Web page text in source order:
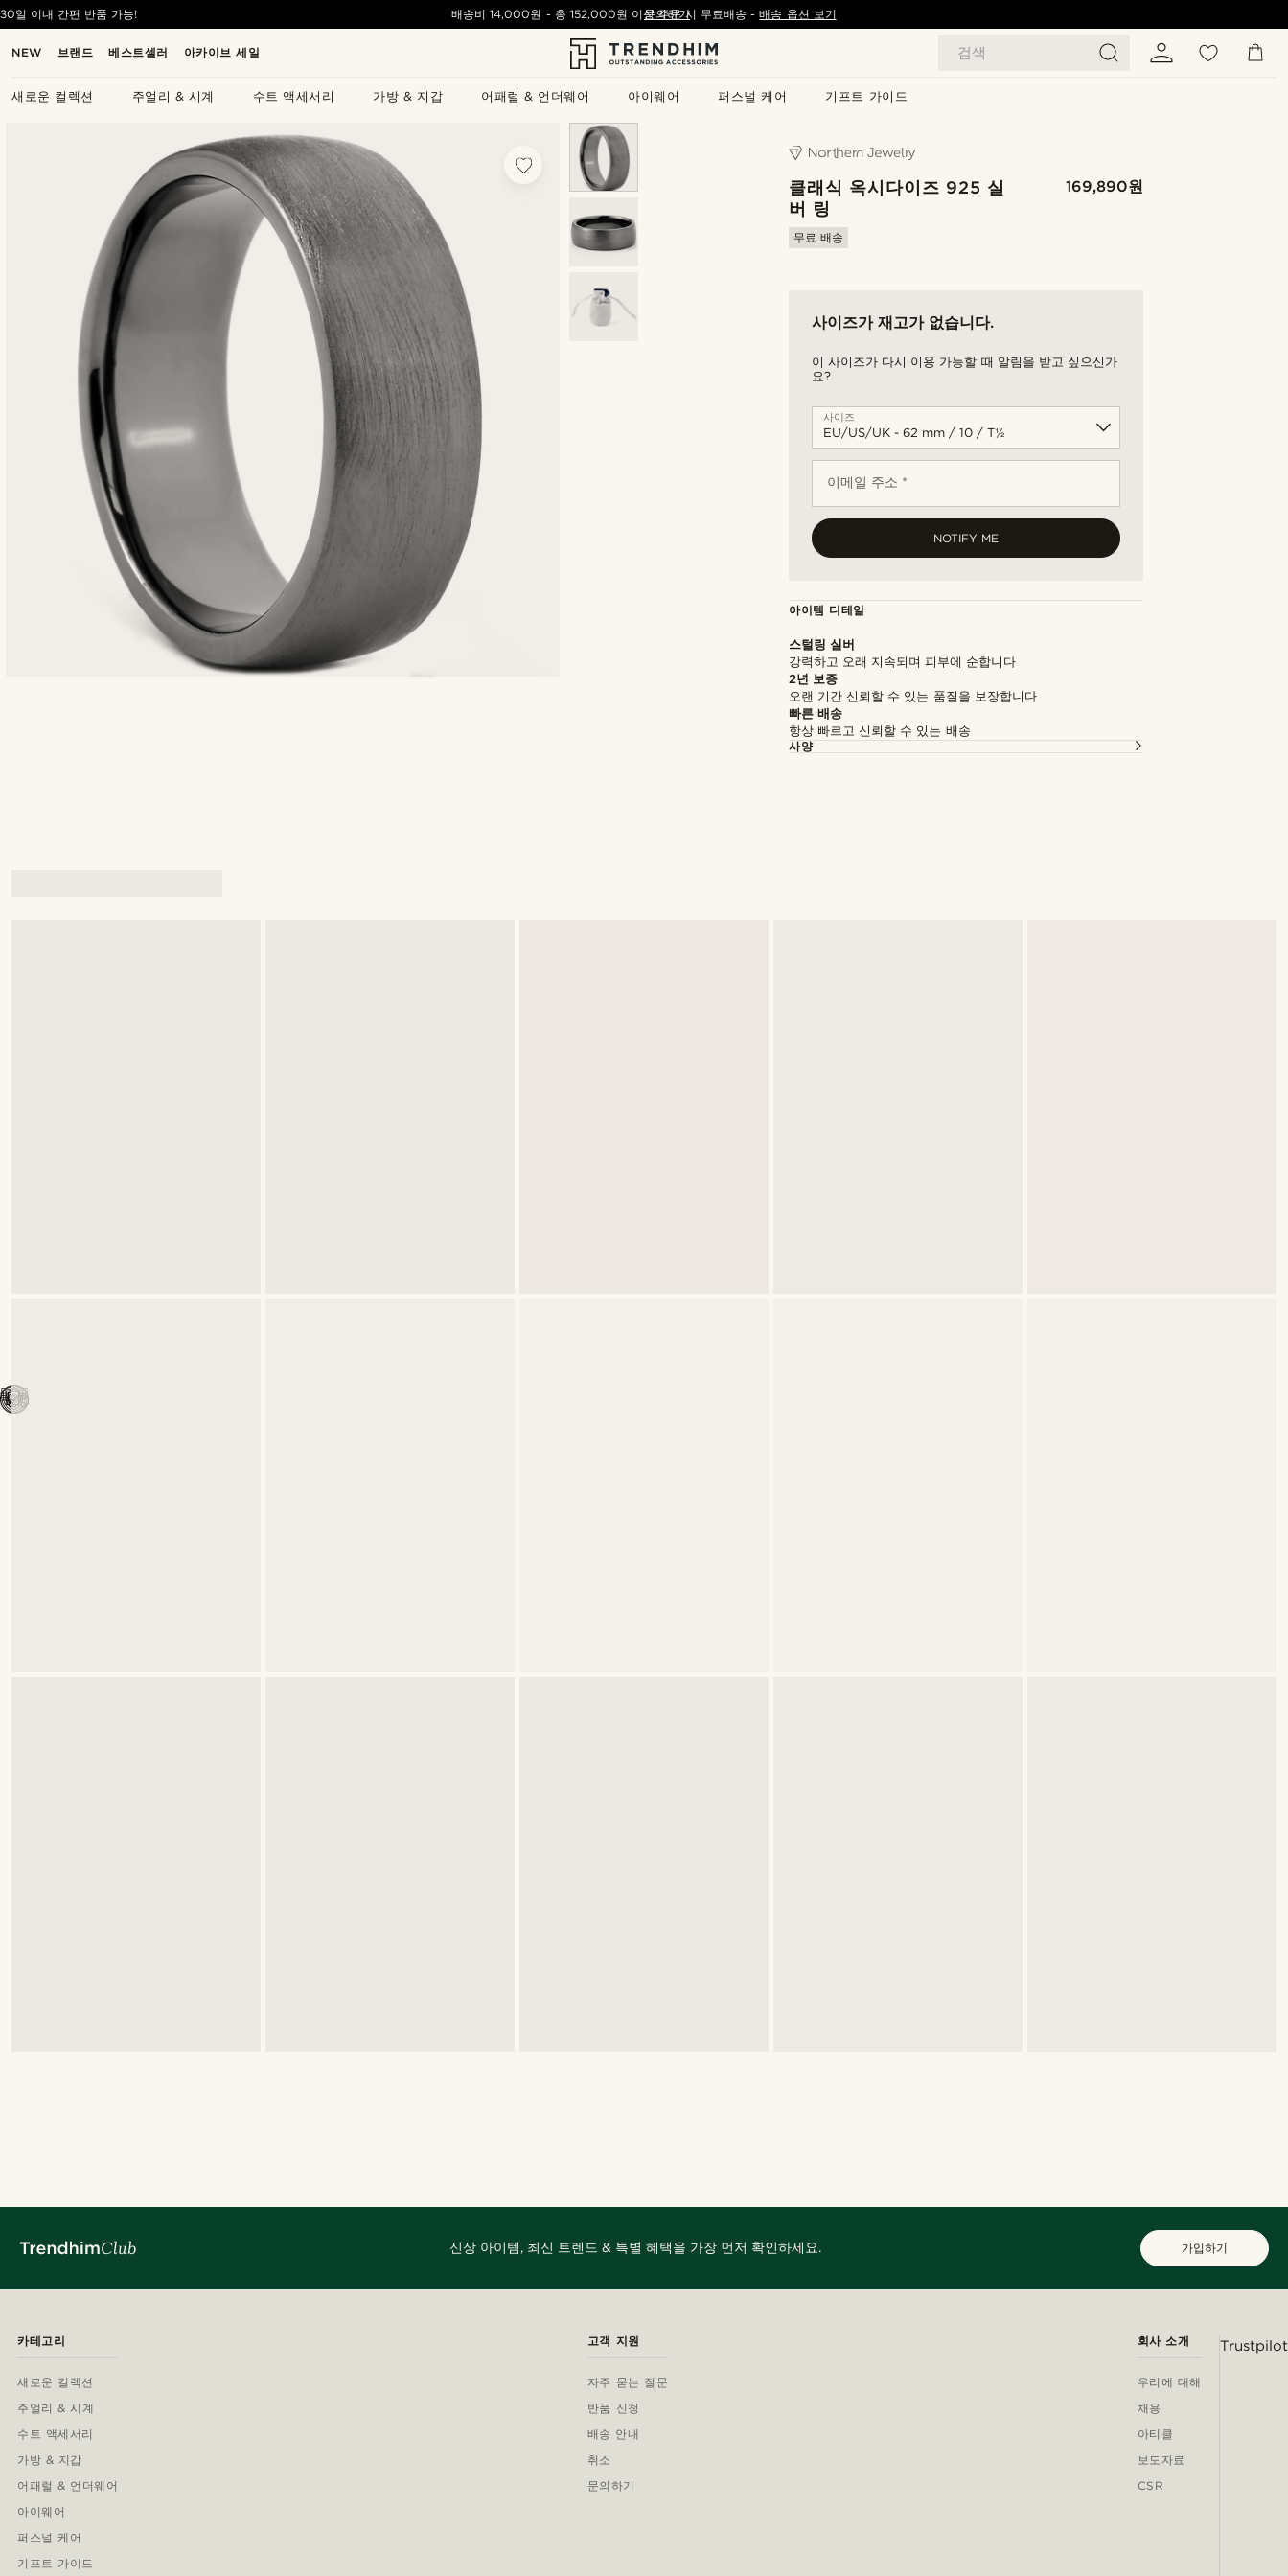
NEW 브랜드 베스트셀러 아카이브 세일 검색
새로운 컬렉션 주얼리 & 시계 수트 액세서리 가방 & 지갑 어패럴 & 언더웨어 아이웨어 퍼스널 케어 기프트 가이드
30일 이내 간편 반품 가능! 배송비14,000원 - 총 152,000원 이상 주문 시 무료배송- 배송 옵션 보기
문의하기
클래식 옥시다이즈 925 실
버 링
169,890원
무료 배송
사이즈가 재고가 없습니다.
이 사이즈가 다시 이용 가능할 때 알림을 받고 싶으신가
요?
사이즈
이메일 주소 *
NOTIFY ME
아이템 디테일
스털링 실버
강력하고 오래 지속되며 피부에 순합니다
2년 보증
오랜 기간 신뢰할 수 있는 품질을 보장합니다
빠른 배송
항상 빠르고 신뢰할 수 있는 배송
사양
신상 아이템, 최신 트렌드 & 특별 혜택을 가장 먼저 확인하세요. 가입하기
카테고리
새로운 컬렉션
주얼리 & 시계
수트 액세서리
가방 & 지갑
어패럴 & 언더웨어
아이웨어
퍼스널 케어
기프트 가이드
고객 지원
자주 묻는 질문
반품 신청
배송 안내
취소
문의하기
회사 소개
우리에 대해
채용
아티클
보도자료
CSR
Trustpilot